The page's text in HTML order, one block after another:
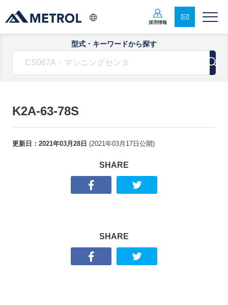
採用情報
型式・キーワードから探す
K2A-63-78S
更新日： 2021年03月28日 (2021年03月17日 公開)
SHARE
SHARE